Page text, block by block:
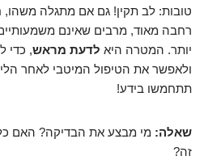
טובות: לב תקין! גם אם מתגלה
רחבה מאוד, מרבים שאינם
יותר. המטרה היא לדעת מראש, כדי
ולאפשר את הטיפול המיטבי לאחר
תתחמשו בידע!
שאלה: מי מבצע את הבדיקה? האם
זה?